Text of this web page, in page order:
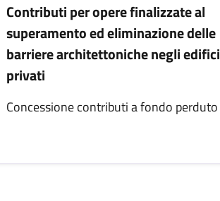
Contributi per opere finalizzate al
superamento ed eliminazione delle
barriere architettoniche negli edifici
privati
Concessione contributi a fondo perduto